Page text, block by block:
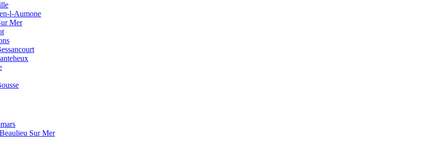
l-Aumone
Mer
Sur Mer